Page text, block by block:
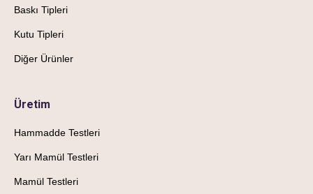
Baskı Tipleri
Kutu Tipleri
Diğer Ürünler
Üretim
Hammadde Testleri
Yarı Mamül Testleri
Mamül Testleri